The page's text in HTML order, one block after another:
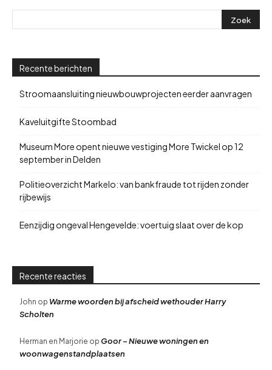
Recente berichten
Stroomaansluiting nieuwbouwprojecten eerder aanvragen
Kaveluitgifte Stoombad
Museum More opent nieuwe vestiging More Twickel op 12
september in Delden
Politieoverzicht Markelo: van bankfraude tot rijden zonder
rijbewijs
Eenzijdig ongeval Hengevelde: voertuig slaat over de kop
Recente reacties
John op Warme woorden bij afscheid wethouder Harry
Scholten
Herman en Marjorie op Goor – Nieuwe woningen en
woonwagenstandplaatsen